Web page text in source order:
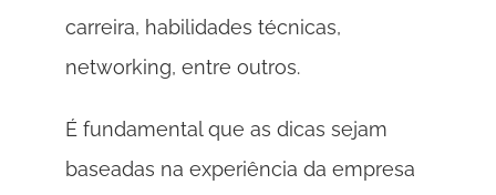
carreira, habilidades técnicas,
networking, entre outros.
É fundamental que as dicas sejam
baseadas na experiência da empresa